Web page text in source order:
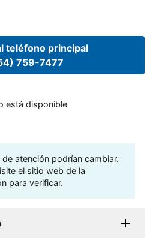
teléfono principal
759-7477
está disponible
atención podrían cambiar.
el sitio web de la
para verificar.